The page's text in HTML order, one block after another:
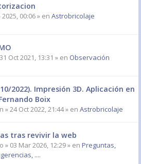
2025, 00:06 » en Astrobricolaje
Oct 2021, 13:31 » en Observación
2022). Impresión 3D. Aplicación en
Boix
» 24 Oct 2022, 21:44 » en Astrobricolaje
tras revivir la web
» 03 Mar 2026, 12:29 » en Preguntas,
....